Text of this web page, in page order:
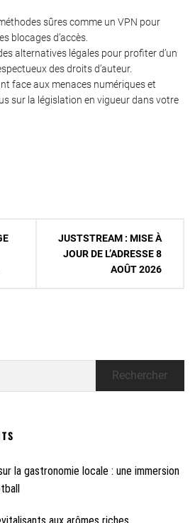
sûres comme un VPN pour
blocages d’accès.
alternatives légales pour profiter d’un
des droits d’auteur.
face aux menaces numériques et
sur la législation en vigueur dans votre
JUSTSTREAM : MISE À
JOUR DE L’ADRESSE 8
AOÛT 2026
la gastronomie locale : une immersion